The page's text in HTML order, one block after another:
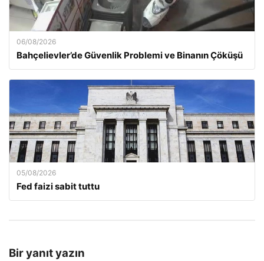
06/08/2026
Bahçelievler’de Güvenlik Problemi ve Binanın Çöküşü
05/08/2026
Fed faizi sabit tuttu
Bir yanıt yazın